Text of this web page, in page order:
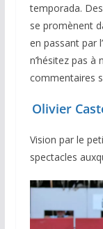
temporada.
se promènent
en passant par
n’hésitez pas
commentaires
Olivier
Vision par le
spectacles